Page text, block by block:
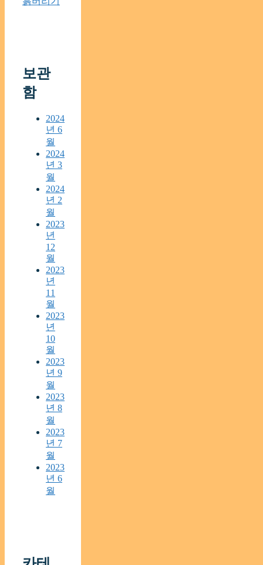
보관
함
2024
년 6
월
2024
년 3
월
2024
년 2
월
2023
년
12
월
2023
년
11
월
2023
년
10
월
2023
년 9
월
2023
년 8
월
2023
년 7
월
2023
년 6
월